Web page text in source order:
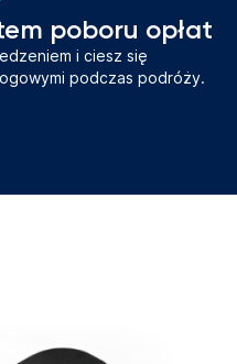
poboru opłat
i ciesz się
podczas podróży.